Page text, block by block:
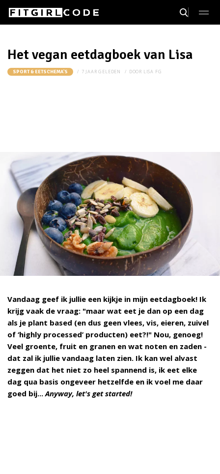
Het vegan eetdagboek van Lisa
SPORT & EETSCHEMA'S 7 JAAR GELEDEN DOOR LISA FG
Vandaag geef ik jullie een kijkje in mijn eetdagboek! Ik
krijg vaak de vraag: "maar wat eet je dan op een dag
als je plant based (en dus geen vlees, vis, eieren, zuivel
of ‘highly processed’ producten) eet?!" Nou, genoeg!
Veel groente, fruit en granen en wat noten en zaden -
dat zal ik jullie vandaag laten zien. Ik kan wel alvast
zeggen dat het niet zo heel spannend is, ik eet elke
dag qua basis ongeveer hetzelfde en ik voel me daar
goed bij...Anyway, let's get started!